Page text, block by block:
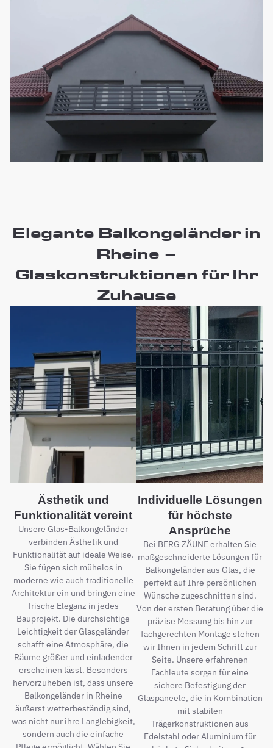
Elegante Balkongeländer in
Rheine –
Glaskonstruktionen für Ihr
Zuhause
Ästhetik und
Funktionalität vereint
Unsere Glas-Balkongeländer
verbinden Ästhetik und
Funktionalität auf ideale Weise.
Sie fügen sich mühelos in
moderne wie auch traditionelle
Architektur ein und bringen eine
frische Eleganz in jedes
Bauprojekt. Die durchsichtige
Leichtigkeit der Glasgeländer
schafft eine Atmosphäre, die
Räume größer und einladender
erscheinen lässt. Besonders
hervorzuheben ist, dass unsere
Balkongeländer in Rheine
äußerst wetterbeständig sind,
was nicht nur ihre Langlebigkeit,
sondern auch die einfache
Individuelle Lösungen
für höchste
Ansprüche
Bei BERG ZÄUNE erhalten Sie
maßgeschneiderte Lösungen für
Balkongeländer aus Glas, die
perfekt auf Ihre persönlichen
Wünsche zugeschnitten sind.
Von der ersten Beratung über die
präzise Messung bis hin zur
fachgerechten Montage stehen
wir Ihnen in jedem Schritt zur
Seite. Unsere erfahrenen
Fachleute sorgen für eine
sichere Befestigung der
Glaspaneele, die in Kombination
mit stabilen
Trägerkonstruktionen aus
Edelstahl oder Aluminium für